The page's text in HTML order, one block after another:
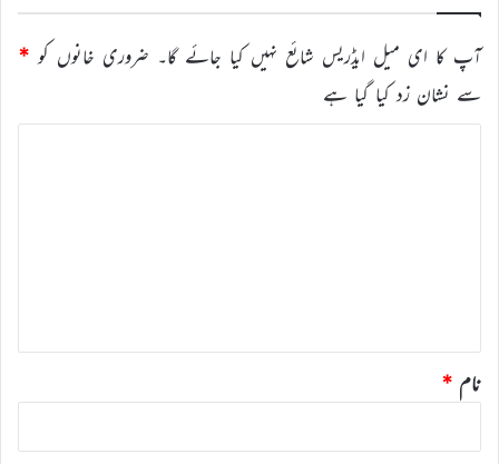
آپ کا ای میل ایڈریس شائع نہیں کیا جائے گا۔ ضروری خانوں کو *
سے نشان زد کیا گیا ہے
نام *